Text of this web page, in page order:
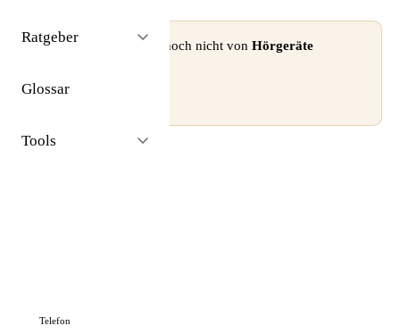
Ratgeber
Glossar
Tools
⚠ Dieses Profil wurde noch nicht von Hörgeräte
Profil beanspruchen →
Telefon